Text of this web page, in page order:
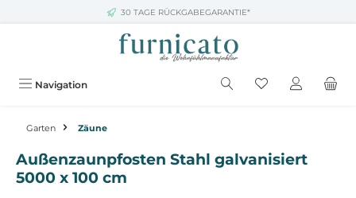
Zum Hauptinhalt springen30 TAGE RÜCKGABEGARANTIE*
Navigation
Garten Zäune
Außenzaunpfosten Stahl galvanisiert
5000 x 100 cm